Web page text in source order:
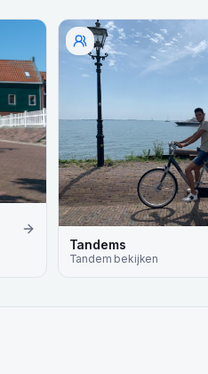
Tandems
Tandem bekijken